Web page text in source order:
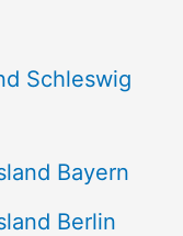
Schleswig
Bayern
Berlin